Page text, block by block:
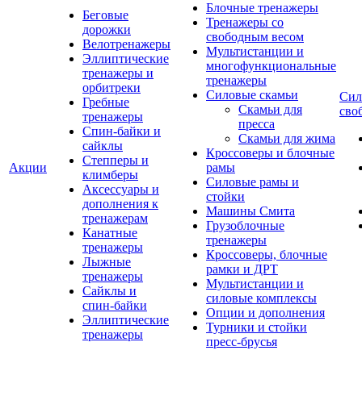
Акции
Беговые
дорожки
Велотренажеры
Эллиптические
тренажеры и
орбитреки
Гребные
тренажеры
Спин-байки и
сайклы
Степперы и
климберы
Аксессуары и
дополнения к
тренажерам
Канатные
тренажеры
Лыжные
тренажеры
Сайклы и
спин-байки
Эллиптические
тренажеры
Блочные тренажеры
Тренажеры со
свободным весом
Мультистанции и
многофункциональные
тренажеры
Силовые скамьи
Скамьи для
пресса
Скамьи для жима
Кроссоверы и блочные
рамы
Силовые рамы и
стойки
Машины Смита
Грузоблочные
тренажеры
Кроссоверы, блочные
рамки и ДРТ
Мультистанции и
силовые комплексы
Опции и дополнения
Турники и стойки
пресс-брусья